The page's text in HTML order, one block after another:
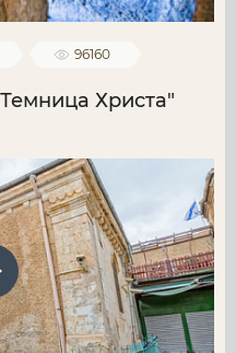
96160
Христа"